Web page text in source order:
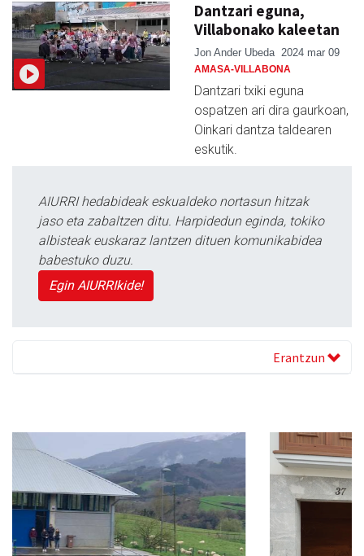
Dantzari eguna,
Villabonako kaleetan
Jon Ander Ubeda 2024 mar 09
AMASA-VILLABONA
Dantzari txiki eguna
ospatzen ari dira gaurkoan,
Oinkari dantza taldearen
eskutik.
AIURRI hedabideak eskualdeko nortasun hitzak
jaso eta zabaltzen ditu. Harpidedun eginda, tokiko
albisteak euskaraz lantzen dituen komunikabidea
babestuko duzu.
Egin AIURRIkide!
Erantzun